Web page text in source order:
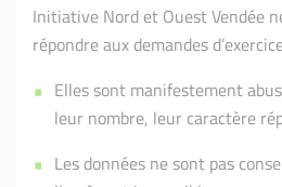
Initiative Nord et Ouest Vendée
répondre aux demandes
Elles sont manifestement
leur nombre, leur caractère
Les données ne sont pas